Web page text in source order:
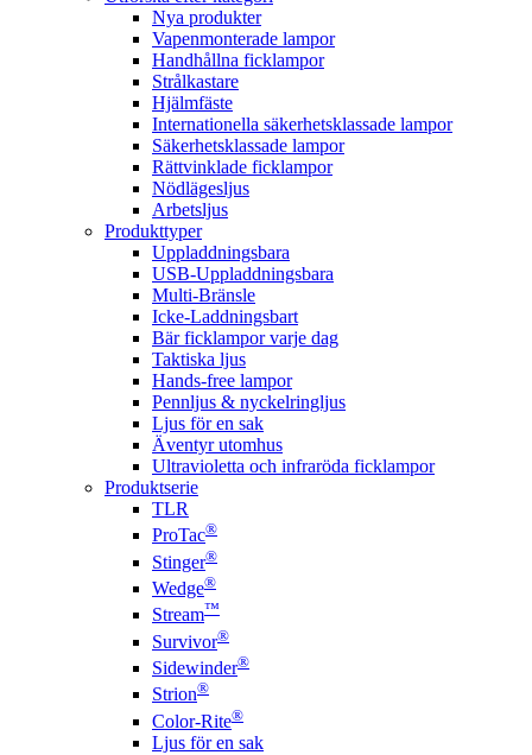
Nya produkter
Vapenmonterade lampor
Handhållna ficklampor
Strålkastare
Hjälmfäste
Internationella säkerhetsklassade lampor
Säkerhetsklassade lampor
Rättvinklade ficklampor
Nödlägesljus
Arbetsljus
Produkttyper
Uppladdningsbara
USB-Uppladdningsbara
Multi-Bränsle
Icke-Laddningsbart
Bär ficklampor varje dag
Taktiska ljus
Hands-free lampor
Pennljus & nyckelringljus
Ljus för en sak
Äventyr utomhus
Ultravioletta och infraröda ficklampor
Produktserie
TLR
ProTac®
Stinger®
Wedge®
Stream™
Survivor®
Sidewinder®
Strion®
Color-Rite®
Ljus för en sak